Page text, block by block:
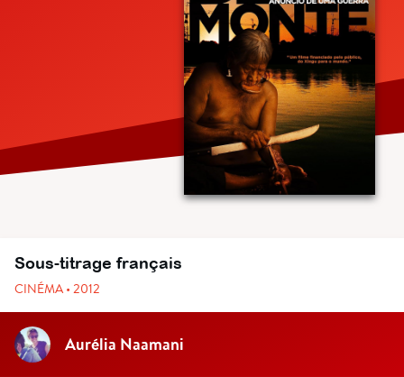
Sous-titrage français
CINÉMA • 2012
Aurélia Naamani